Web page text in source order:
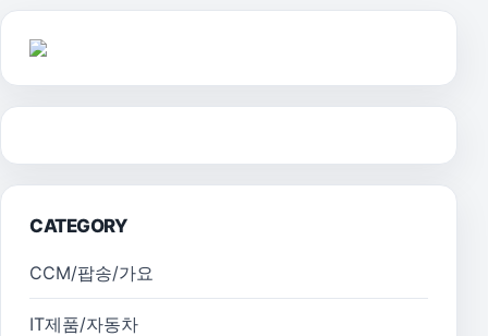
CATEGORY
CCM/팝송/가요
IT제품/자동차